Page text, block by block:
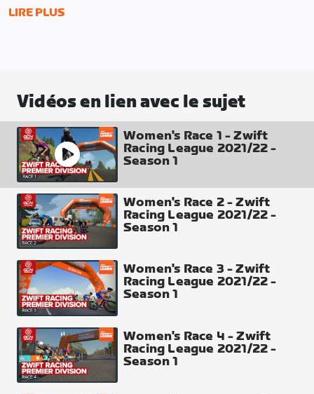
Makuri Islands
38.77km
Elevation Gain
298 m
Intermediate Points
Country Sprint + Village Sprint
LIRE PLUS
Vidéos en lien avec le sujet
Women's Race 1 - Zwift
Racing League 2021/22 -
Season 1
Women's Race 2 - Zwift
Racing League 2021/22 -
Season 1
Women's Race 3 - Zwift
Racing League 2021/22 -
Season 1
Women's Race 4 - Zwift
Racing League 2021/22 -
Season 1